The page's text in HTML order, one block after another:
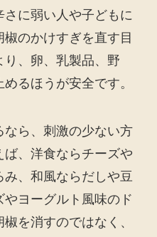
に弱い人や子どもに
のかけすぎを直す目
、卵、乳製品、野
るほうが安全です。
なら、刺激の少ない方
、洋食ならチーズや
、和風ならだしや豆
ヨーグルト風味のド
を消すのではなく、